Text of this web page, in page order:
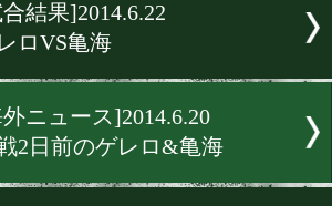
[海外ニュース]2014.7.4
オッズは14対1で和毅
[海外ニュース]2014.6.27